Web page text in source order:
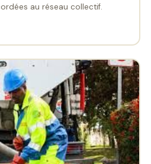
au réseau collectif.